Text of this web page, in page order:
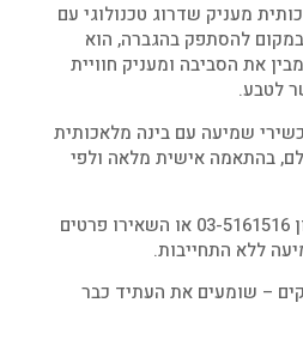
מעניק שדרוג טכנולוגי עם
להסתפק בהגברה, הוא
את הסביבה ומעניק חוויית
לטבע.
שמיעה עם בינה מלאכותית
בהתאמה אישית מלאה ולפי
צרו קשר עוד היום בטלפון 03-5161516 או השאירו פרטים
ללא התחייבות.
– שומעים את העתיד כבר